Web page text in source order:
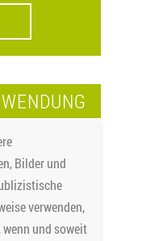
Bilder und
verwenden,
und soweit